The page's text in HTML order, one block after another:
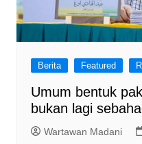
Berita Featured
Umum bentuk
bukan lagi
Wartawan Madani